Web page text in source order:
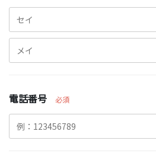
電話番号 必須